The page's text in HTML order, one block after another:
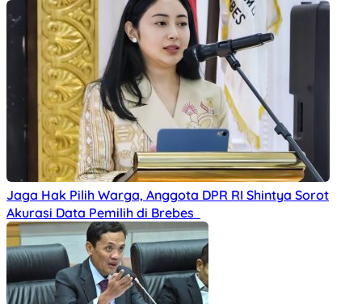
Jaga Hak Pilih Warga, Anggota DPR RI Shintya Sorot
Akurasi Data Pemilih di Brebes